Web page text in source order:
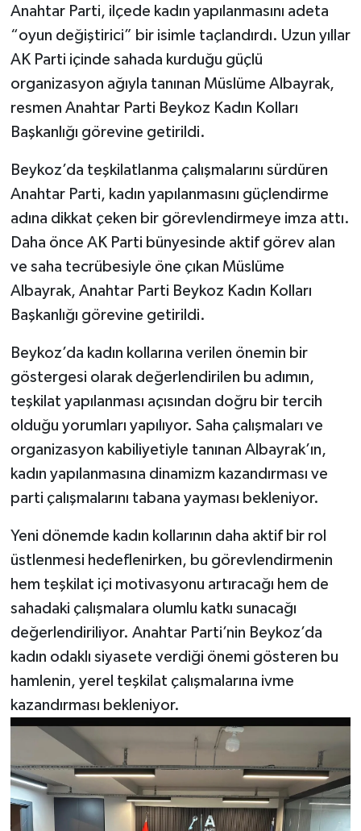
Anahtar Parti, ilçede kadın yapılanmasını adeta
“oyun değiştirici” bir isimle taçlandırdı. Uzun yıllar
AK Parti içinde sahada kurduğu güçlü
organizasyon ağıyla tanınan Müslüme Albayrak,
resmen Anahtar Parti Beykoz Kadın Kolları
Başkanlığı görevine getirildi.
Beykoz’da teşkilatlanma çalışmalarını sürdüren
Anahtar Parti, kadın yapılanmasını güçlendirme
adına dikkat çeken bir görevlendirmeye imza attı.
Daha önce AK Parti bünyesinde aktif görev alan
ve saha tecrübesiyle öne çıkan Müslüme
Albayrak, Anahtar Parti Beykoz Kadın Kolları
Başkanlığı görevine getirildi.
Beykoz’da kadın kollarına verilen önemin bir
göstergesi olarak değerlendirilen bu adımın,
teşkilat yapılanması açısından doğru bir tercih
olduğu yorumları yapılıyor. Saha çalışmaları ve
organizasyon kabiliyetiyle tanınan Albayrak’ın,
kadın yapılanmasına dinamizm kazandırması ve
parti çalışmalarını tabana yayması bekleniyor.
Yeni dönemde kadın kollarının daha aktif bir rol
üstlenmesi hedeflenirken, bu görevlendirmenin
hem teşkilat içi motivasyonu artıracağı hem de
sahadaki çalışmalara olumlu katkı sunacağı
değerlendiriliyor. Anahtar Parti’nin Beykoz’da
kadın odaklı siyasete verdiği önemi gösteren bu
hamlenin, yerel teşkilat çalışmalarına ivme
kazandırması bekleniyor.